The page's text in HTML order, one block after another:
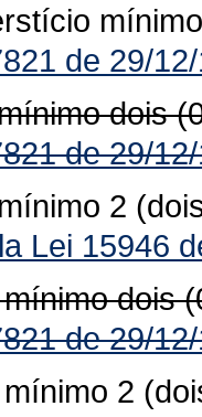
de 29/
dois
de 29/
2
Lei 15946
dois
de 29/
2